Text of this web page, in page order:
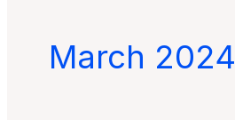
March 2024